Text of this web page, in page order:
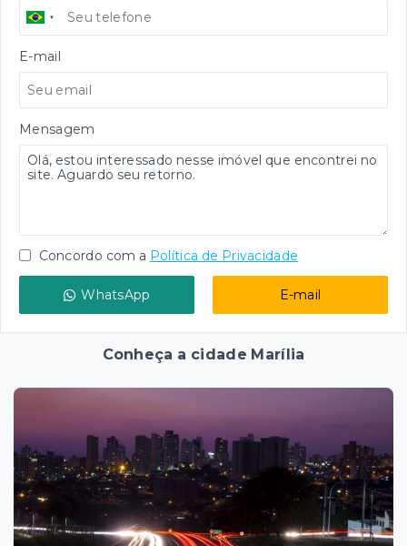
E-mail
Mensagem
Concordo com a Política de Privacidade
WhatsApp E-mail
Conheça a cidade Marília